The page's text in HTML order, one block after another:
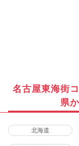
名古屋東海街
県
北海道